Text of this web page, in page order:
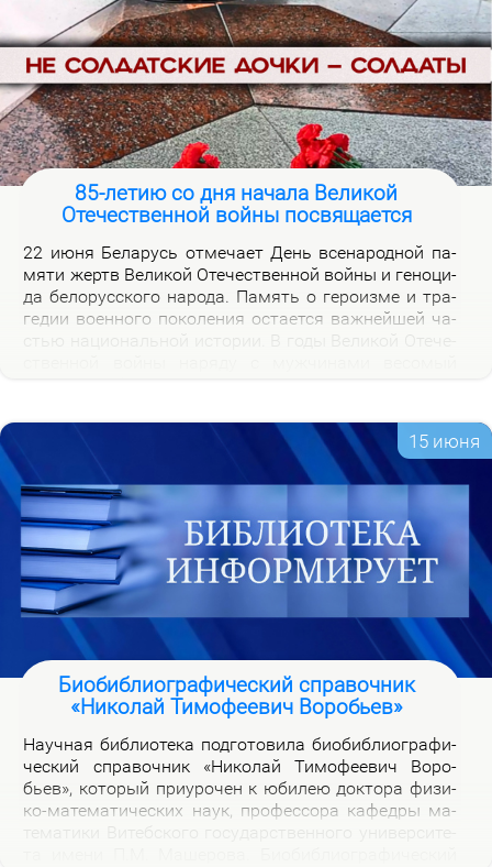
85-летию со дня начала Великой
Отечественной войны посвящается
22 июня Бе­ла­русь от­ме­ча­ет День все­на­род­ной па­
мя­ти жертв Ве­ли­кой Оте­че­ствен­ной вой­ны и ге­но­ци­
да бе­ло­рус­ско­го на­ро­да. Па­мять о ге­ро­из­ме и тра­
ге­дии во­ен­но­го по­ко­ле­ния оста­ет­ся важ­ней­шей ча­
ских от­ря­дах.
15 июня
Биобиблиографический справочник
«Николай Тимофеевич Воробьев»
На­уч­ная биб­лио­те­ка под­го­то­ви­ла био­биб­лио­гра­фи­
че­ский спра­воч­ник «Ни­ко­лай Ти­мо­фе­е­вич Во­ро­
бьев», ко­то­рый при­уро­чен к юби­лею док­то­ра физи­
ко-ма­те­ма­ти­че­ских на­ук, про­фес­со­ра ка­фед­ры ма­